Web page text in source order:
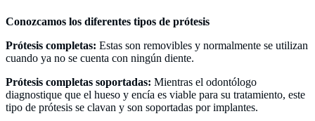
Conozcamos los diferentes tipos de prótesis
Prótesis completas: Estas son removibles y normalmente se utilizan
cuando ya no se cuenta con ningún diente.
Prótesis completas soportadas: Mientras el odontólogo
diagnostique que el hueso y encía es viable para su tratamiento, este
tipo de prótesis se clavan y son soportadas por implantes.